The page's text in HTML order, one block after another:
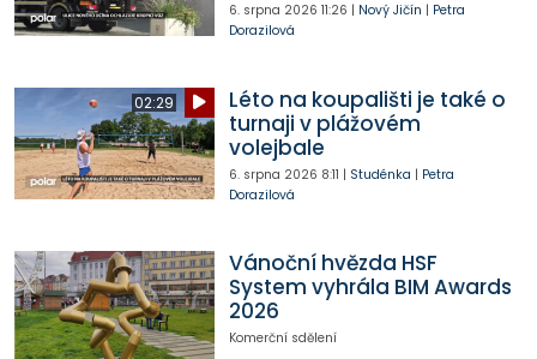
6. srpna 2026 11:26 | Nový Jičín | Petra
Dorazilová
02:29
Léto na koupališti je také o
turnaji v plážovém
volejbale
6. srpna 2026 8:11 | Studénka | Petra
Dorazilová
Vánoční hvězda HSF
System vyhrála BIM Awards
2026
Komerční sdělení